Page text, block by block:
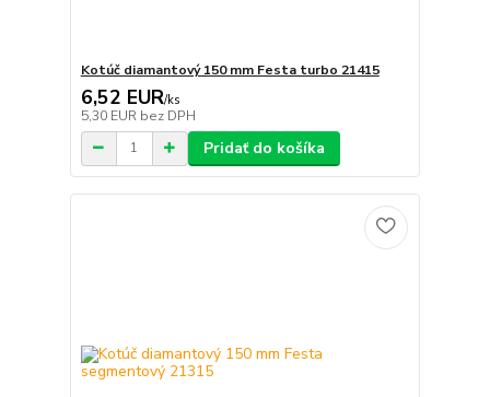
Kotúč diamantový 150 mm Festa turbo 21415
6,52 EUR/ks
5,30 EUR bez DPH
Pridať do košíka